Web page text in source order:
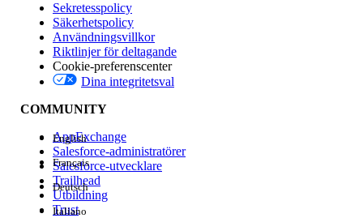
Version
Händelse
Sekretesspolicy
Säkerhetspolicy
Användningsvillkor
Riktlinjer för deltagande
Cookie-preferenscenter
Dina integritetsval
COMMUNITY
AppExchange
Salesforce-administratörer
Salesforce-utvecklare
Trailhead
Utbildning
Trust
English
Français
Deutsch
Italiano